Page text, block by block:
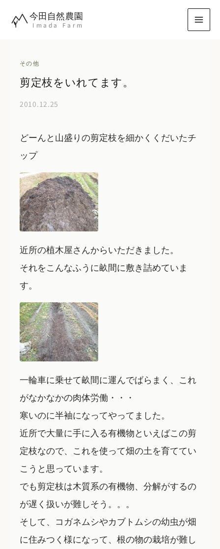
今田自然農園
Imada Farm
その他
剪定枝をいれてます。
2010.12.25
どーんと山盛りの剪定枝を細かくくだいたチ
ップ
近所の植木屋さんからいただきました。
それをこんなふうに畝間に敷き詰めていま
す。
一輪車に乗せて畝間に運んでばらまく、これ
がなかなかの肉体労働・・・
寒いのに半袖になってやってました。
近所で大量に手に入る有機物といえばこの剪
定枝なので、これを使って畑の土を育ててい
こうと思っています。
でも剪定枝は木質系の有機物、分解がするの
が遅く扱いが難しそう。。。
そして、コガネムシやカブトムシの幼虫が畑
に住みつく様になって、根の物の栽培が難し